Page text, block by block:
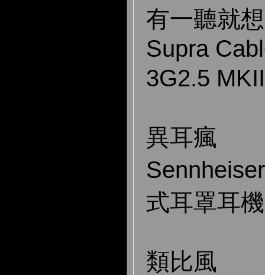
有一聽就
Supra
3G2.5
異耳瘋
式耳罩耳
類比風